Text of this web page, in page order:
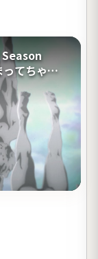
てちゃん